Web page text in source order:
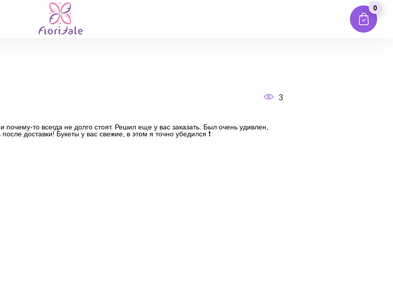
0
3
то всегда не долго стоят. Решил еще у вас заказать. Был очень удивлен,
доставки! Букеты у вас свежие, в этом я точно убедился ❗️